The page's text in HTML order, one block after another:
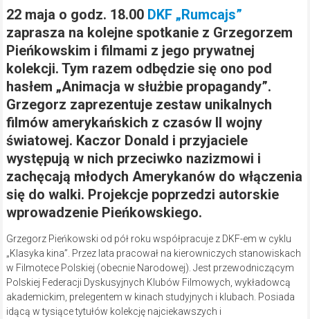
22 maja o godz. 18.00 DKF „Rumcajs”
zaprasza na kolejne spotkanie z Grzegorzem
Pieńkowskim i filmami z jego prywatnej
kolekcji. Tym razem odbędzie się ono pod
hasłem „Animacja w służbie propagandy”.
Grzegorz zaprezentuje zestaw unikalnych
filmów amerykańskich z czasów II wojny
światowej. Kaczor Donald i przyjaciele
występują w nich przeciwko nazizmowi i
zachęcają młodych Amerykanów do włączenia
się do walki. Projekcje poprzedzi autorskie
wprowadzenie Pieńkowskiego.
Grzegorz Pieńkowski od pół roku współpracuje z DKF-em w cyklu
„Klasyka kina”. Przez lata pracował na kierowniczych stanowiskach
w Filmotece Polskiej (obecnie Narodowej). Jest przewodniczącym
Polskiej Federacji Dyskusyjnych Klubów Filmowych, wykładowcą
akademickim, prelegentem w kinach studyjnych i klubach. Posiada
idącą w tysiące tytułów kolekcję najciekawszych i